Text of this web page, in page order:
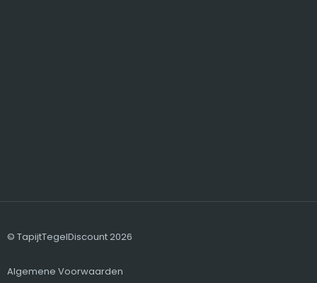
© TapijtTegelDiscount 2026
Algemene Voorwaarden